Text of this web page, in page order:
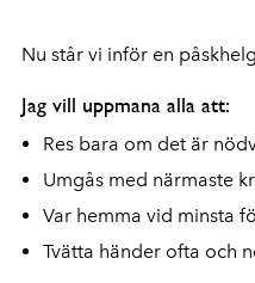
Nu står vi inför en
Jag vill uppmana alla att:
Res bara om det är
Umgås med närmaste
Var hemma vid minsta
Tvätta händer ofta och